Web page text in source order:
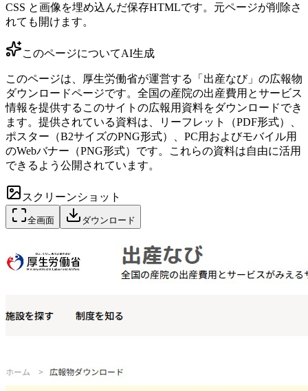
CSS と画像を埋め込んだ保存HTMLです。元ページが削除さ
れても開けます。
このページについてAI生成
このページは、厚生労働省が運営する「出産なび」の広報物
ダウンロードページです。全国の産院の出産費用とサービス
情報を提供するこのサイトの広報用資料をダウンロードでき
ます。提供されている資料は、リーフレット（PDF形式）、
ポスター（B2サイズのPNG形式）、PC用およびモバイル用
のWebバナー（PNG形式）です。これらの資料は自由に活用
できるよう公開されています。
スクリーンショット
全画面 ダウンロード